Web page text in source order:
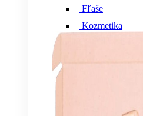
Fľaše
Kozmetika